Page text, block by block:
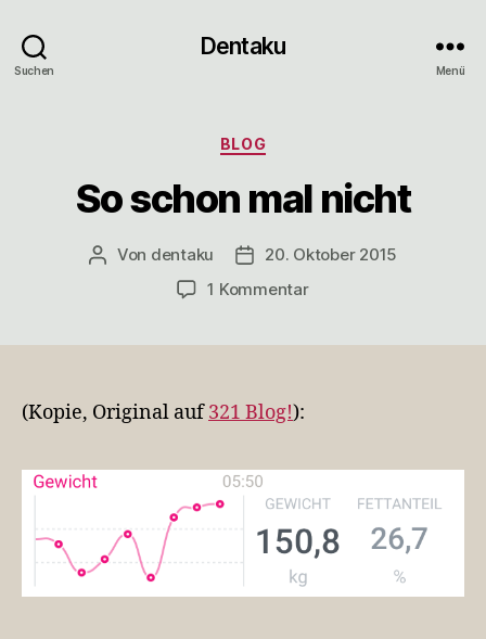
Suchen
Dentaku
Menü
Kategorien
BLOG
So schon mal nicht
Beitragsautor
Von dentaku Veröffentlichungsdatum
20. Oktober 2015
1 Kommentarzu
(Kopie, Original auf321 Blog!):